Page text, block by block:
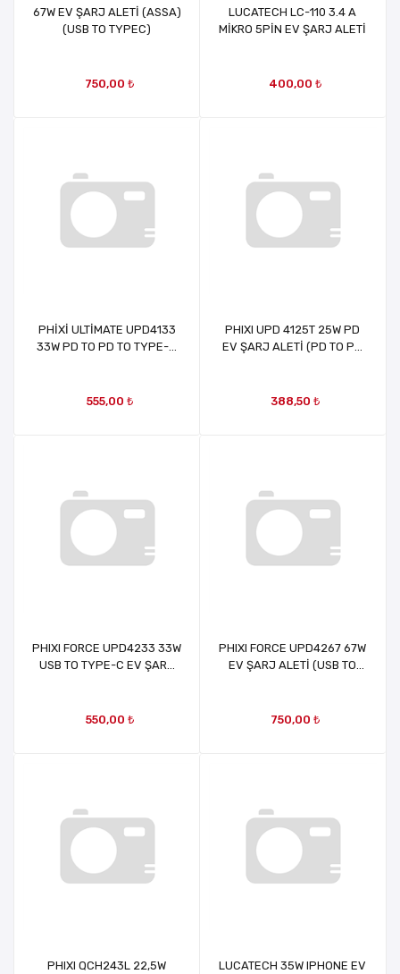
67W EV ŞARJ ALETİ (ASSA)
(USB TO TYPEC)
750,00 ₺
LUCATECH LC-110 3.4 A
MİKRO 5PİN EV ŞARJ ALETİ
400,00 ₺
PHİXİ ULTİMATE UPD4133
33W PD TO PD TO TYPE-C
555,00 ₺
PHIXI UPD 4125T 25W PD
EV ŞARJ ALETİ (PD TO PD
388,50 ₺
PHIXI FORCE UPD4233 33W
USB TO TYPE-C EV ŞARJ
550,00 ₺
PHIXI FORCE UPD4267 67W
EV ŞARJ ALETİ (USB TO
750,00 ₺
PHIXI QCH243L 22,5W
LUCATECH 35W IPHONE EV